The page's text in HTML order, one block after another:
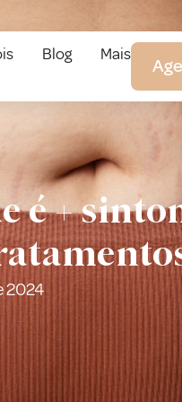
Blog Mais
é +
2024